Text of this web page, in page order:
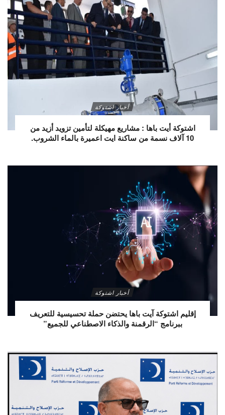
أخبار اشتوكة
اشتوكة أيت باها : مشاريع مهيكلة لتأمين تزويد أزيد من
10 آلاف نسمة من ساكنة ايت اعميرة بالماء الشروب.
أخبار اشتوكة
إقليم اشتوكة آيت باها يحتضن حملة تحسيسية للتعريف
ببرنامج “الرقمنة والذكاء الاصطناعي للجميع”